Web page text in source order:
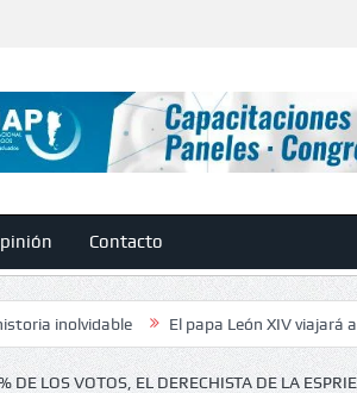
Contacto
El papa León XIV viajará a la
LOS VOTOS, EL DERECHISTA DE LA